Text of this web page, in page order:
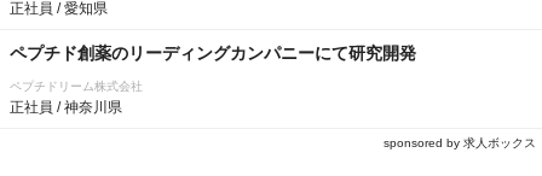
正社員 / 愛知県
ペプチド創薬のリーディングカンパニーにて研究開発
ペプチドリーム株式会社
正社員 / 神奈川県
sponsored by 求人ボックス